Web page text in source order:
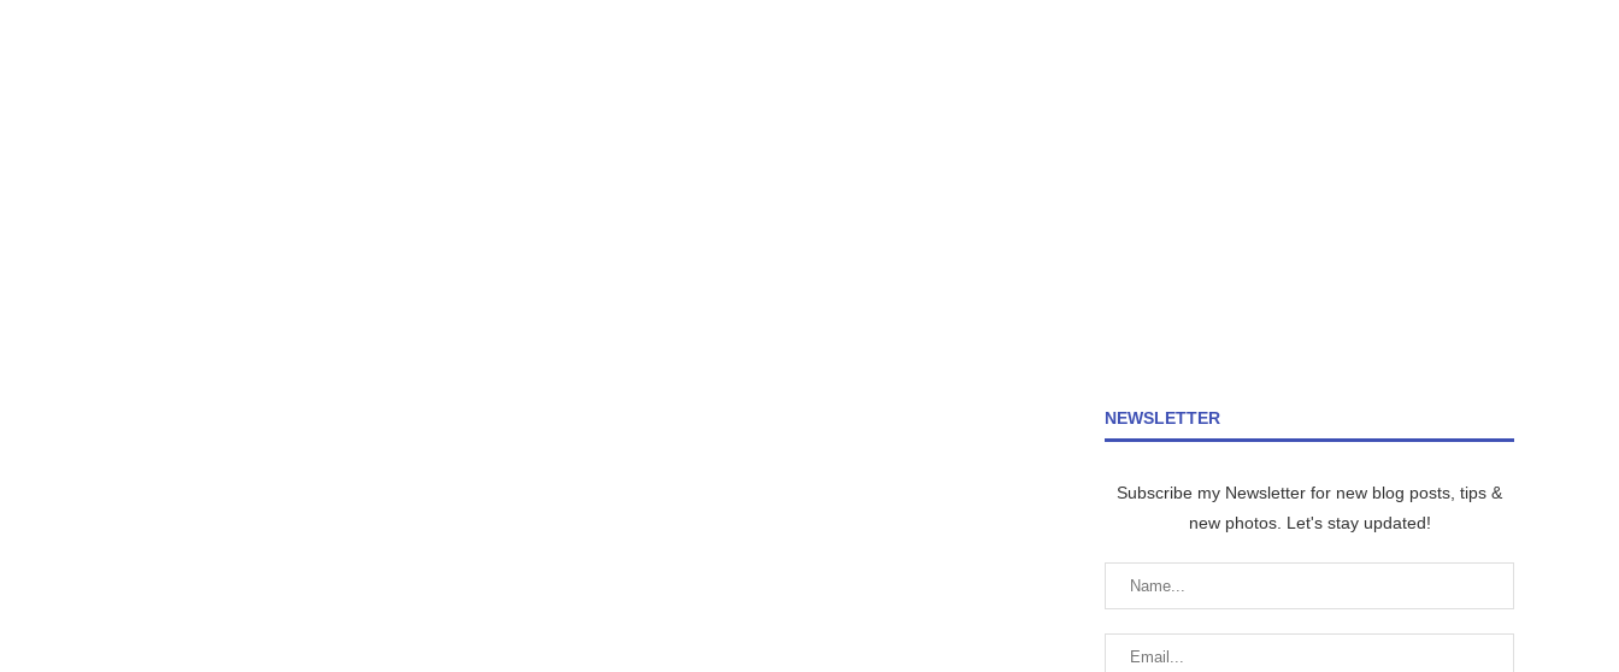
NEWSLETTER
Subscribe my Newsletter for new blog posts, tips &
new photos. Let's stay updated!